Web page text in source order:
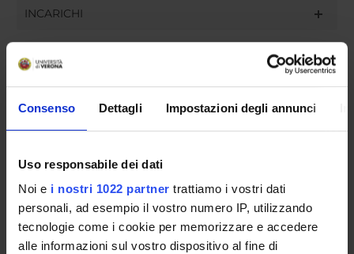
Consenso Dettagli Impostazioni degli annunci
Uso responsabile dei dati
Noi e i nostri 1022 partner trattiamo i vostri dati
personali, ad esempio il vostro numero IP, utilizzando
tecnologie come i cookie per memorizzare e accedere
alle informazioni sul vostro dispositivo al fine di
INCARICHI
ORGANIZZAZIONE
GOVERNANCE
COMMISSIONI
UFFICI E STRUTTURE DI SERVIZIO
SERVIZI DI SEGRETERIA STUDENTI